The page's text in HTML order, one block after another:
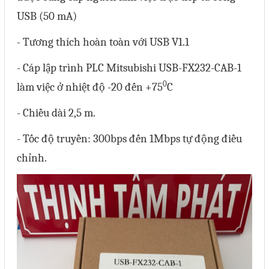
USB (50 mA)
- Tương thích hoàn toàn với USB V1.1
- Cáp lập trình PLC Mitsubishi USB-FX232-CAB-1
làm việc ở nhiệt độ -20 đến +750C
- Chiều dài 2,5 m.
- Tốc độ truyền: 300bps đến 1Mbps tự động điều
chỉnh.
Liên hệ
Đóng
TRÊN MẠNG XÃ HỘI
Facebook
Google
Twitter
Gọi cho chúng tôi